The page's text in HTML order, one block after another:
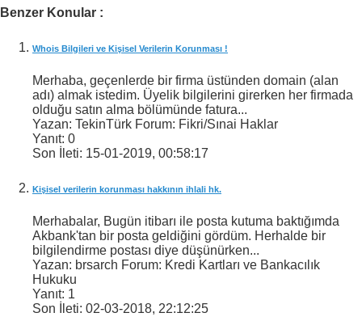
Benzer Konular :
Whois Bilgileri ve Kişisel Verilerin Korunması !
Merhaba, geçenlerde bir firma üstünden domain (alan
adı) almak istedim. Üyelik bilgilerini girerken her firmada
olduğu satın alma bölümünde fatura...
Yazan: TekinTürk Forum: Fikri/Sınai Haklar
Yanıt: 0
Son İleti: 15-01-2019, 00:58:17
Kişisel verilerin korunması hakkının ihlali hk.
Merhabalar, Bugün itibarı ile posta kutuma baktığımda
Akbank'tan bir posta geldiğini gördüm. Herhalde bir
bilgilendirme postası diye düşünürken...
Yazan: brsarch Forum: Kredi Kartları ve Bankacılık
Hukuku
Yanıt: 1
Son İleti: 02-03-2018, 22:12:25